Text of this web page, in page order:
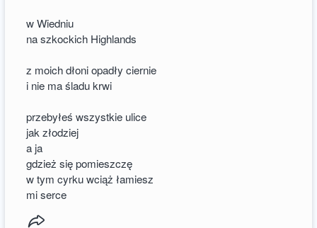
w Wiedniu
na szkockich Highlands
z moich dłoni opadły ciernie
i nie ma śladu krwi
przebyłeś wszystkie ulice
jak złodziej
a ja
gdzież się pomieszczę
w tym cyrku wciąż łamiesz
mi serce